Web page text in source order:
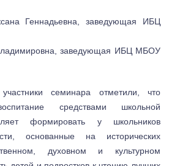
Геннадьевна, заведующая ИБЦ
заведующая ИБЦ МБОУ
семинара отметили, что
средствами школьной
формировать у школьников
основанные на исторических
духовном и культурном